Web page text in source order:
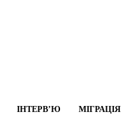
ІНТЕРВʼЮ МІГРАЦІЯ